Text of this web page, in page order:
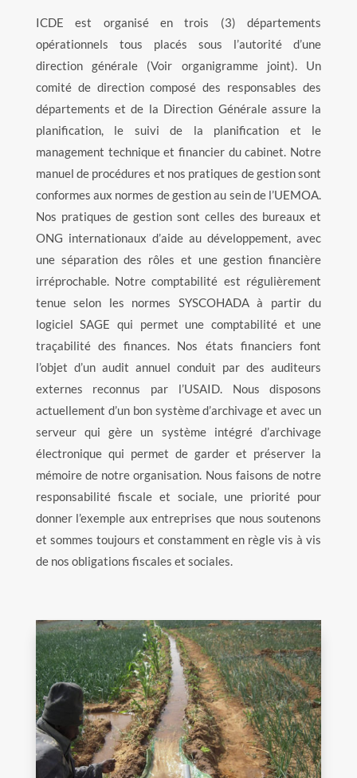
ICDE est organisé en trois (3) départements
opérationnels tous placés sous l’autorité d’une
direction générale (Voir organigramme joint). Un
comité de direction composé des responsables des
départements et de la Direction Générale assure la
planification, le suivi de la planification et le
management technique et financier du cabinet. Notre
manuel de procédures et nos pratiques de gestion sont
conformes aux normes de gestion au sein de l’UEMOA.
Nos pratiques de gestion sont celles des bureaux et
ONG internationaux d’aide au développement, avec
une séparation des rôles et une gestion financière
irréprochable. Notre comptabilité est régulièrement
tenue selon les normes SYSCOHADA à partir du
logiciel SAGE qui permet une comptabilité et une
traçabilité des finances. Nos états financiers font
l’objet d’un audit annuel conduit par des auditeurs
externes reconnus par l’USAID. Nous disposons
actuellement d’un bon système d’archivage et avec un
serveur qui gère un système intégré d’archivage
électronique qui permet de garder et préserver la
mémoire de notre organisation. Nous faisons de notre
responsabilité fiscale et sociale, une priorité pour
donner l’exemple aux entreprises que nous soutenons
et sommes toujours et constamment en règle vis à vis
de nos obligations fiscales et sociales.